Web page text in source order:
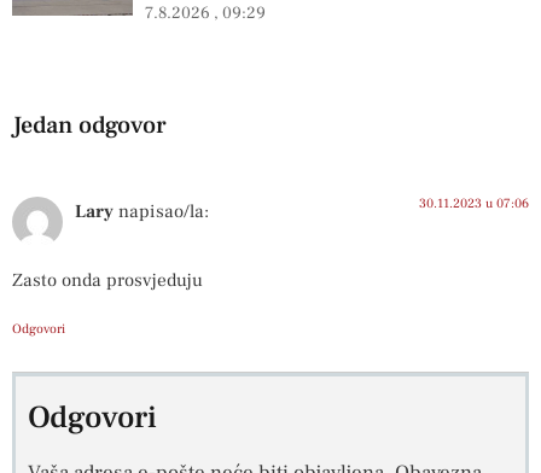
7.8.2026 09:29
Jedan odgovor
Lary napisao/la: 30.11.2023 u 07:06
Zasto onda prosvjeduju
Odgovori
Odgovori